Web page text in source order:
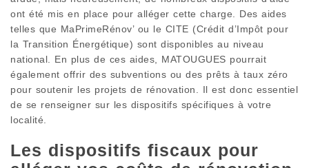
ont été mis en place pour alléger cette charge. Des aides
telles que MaPrimeRénov’ ou le CITE (Crédit d’Impôt pour
la Transition Énergétique) sont disponibles au niveau
national. En plus de ces aides, MATOUGUES pourrait
également offrir des subventions ou des prêts à taux zéro
pour soutenir les projets de rénovation. Il est donc essentiel
de se renseigner sur les dispositifs spécifiques à votre
localité.
Les dispositifs fiscaux pour